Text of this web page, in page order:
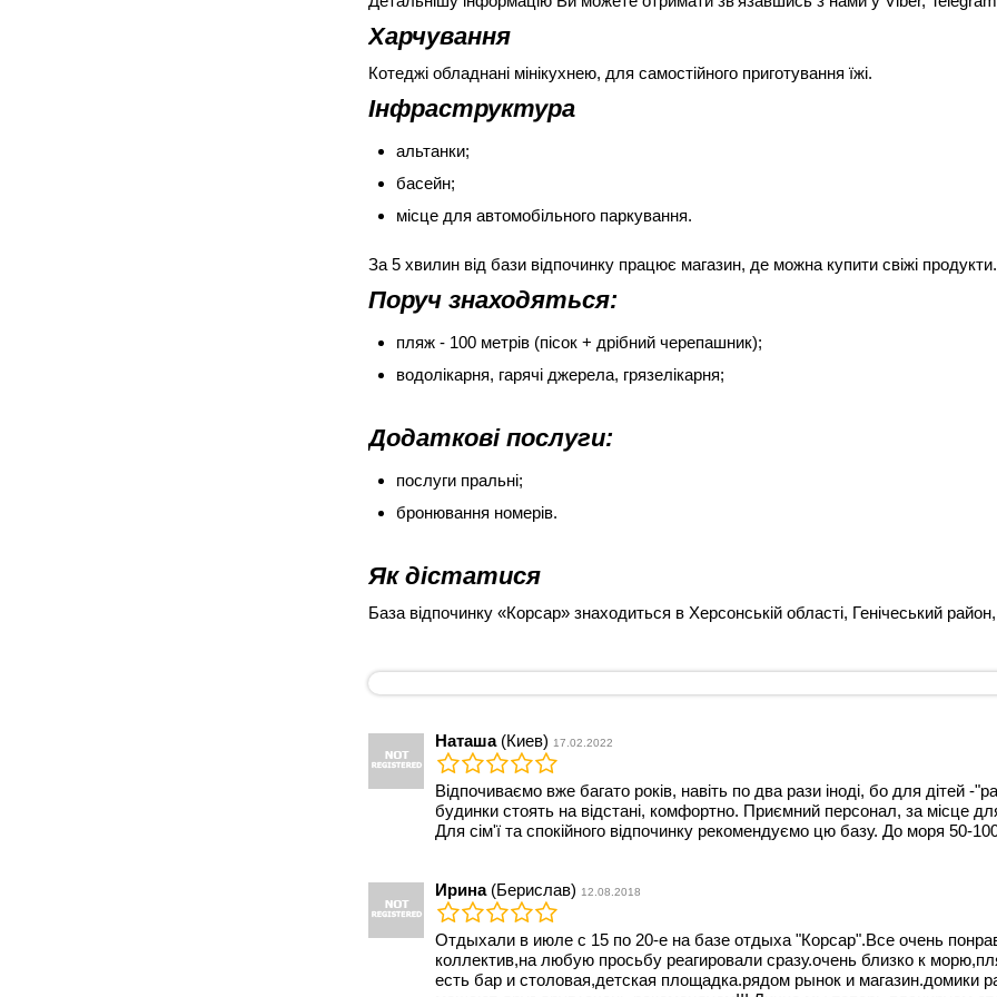
Харчування
Котеджі обладнані мінікухнею, для самостійного приготування їжі.
Інфраструктура
альтанки;
басейн;
місце для автомобільного паркування.
За 5 хвилин від бази відпочинку працює магазин, де можна купити свіжі продукти.
Поруч знаходяться:
пляж - 100 метрів (пісок + дрібний черепашник);
водолікарня, гарячі джерела, грязелікарня;
Додаткові послуги:
послуги пральні;
бронювання номерів.
Як дістатися
База відпочинку «Корсар» знаходиться в Херсонській області, Генічеський
Наташа(Киев) 17.02.2022
Відпочиваємо вже багато років, навіть по два рази іноді, бо для дітей -
будинки стоять на відстані, комфортно. Приємний персонал, за місце
Для сім'ї та спокійного відпочинку рекомендуємо цю базу. До моря 50-
Ирина(Берислав) 12.08.2018
Отдыхали в июле с 15 по 20-е на базе отдыха "Корсар".Все очень
коллектив,на любую просьбу реагировали сразу.очень близко к
есть бар и столовая,детская площадка.рядом рынок и магазин.домики